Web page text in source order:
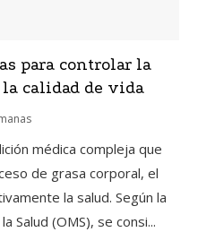
para controlar la
la calidad de vida
médica compleja que
de grasa corporal, el
la salud. Según la
Salud (OMS), se consi...